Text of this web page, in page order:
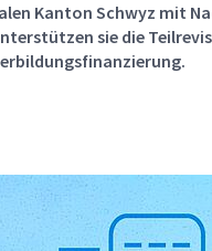
Kanton Schwyz mit
sie die